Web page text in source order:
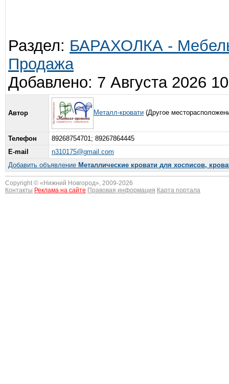
Раздел: БАРАХОЛКА -
Продажа
Добавлено: 7 Августа 2026
Автор Металл-кровати (Другое
Телефон
89268754701; 89267864445
E-mail
n310175@gmail.com
Добавить объявление Металлические кровати для хосписов,
Copyright © « Нижний Новгород», 2009-2026
Контакты Реклама на сайте Правовая информация Карта портала